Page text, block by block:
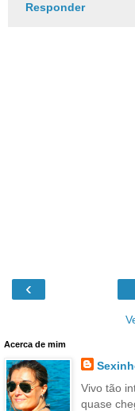
Responder
‹
Acerca de mim
Vivo tão
quase